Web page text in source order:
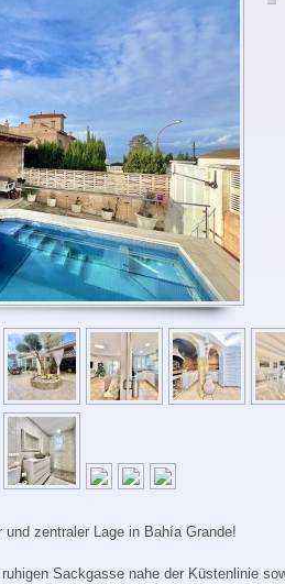
zentraler Lage in Bahía Grande!
Sackgasse nahe der Küstenlinie